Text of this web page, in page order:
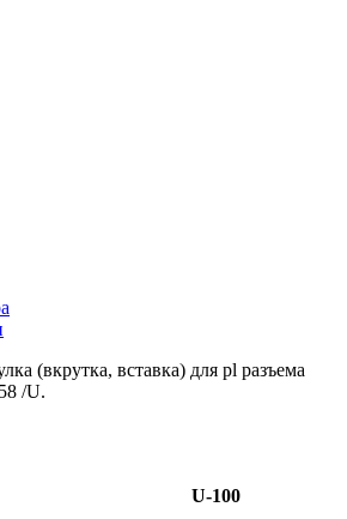
(вкрутка, вставка) для pl разъема
/U.
U-100